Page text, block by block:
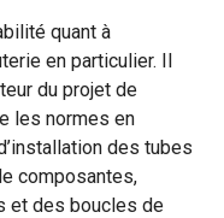
quant à
en particulier. Il
du projet de
les normes en
des tubes
composantes,
et des boucles de